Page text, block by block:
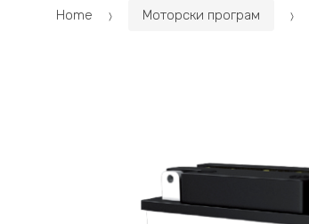
Home Моторски програм